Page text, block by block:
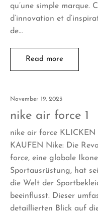
qu’une simple marque.
d’innovation et
de…
Read more
November 19, 2023
nike air force 1
nike air force KLICKEN
KAUFEN Nike: Die
force, eine globale
Sportausrüstung, hat
die Welt der
beeinflusst. Dieser
detaillierten Blick auf